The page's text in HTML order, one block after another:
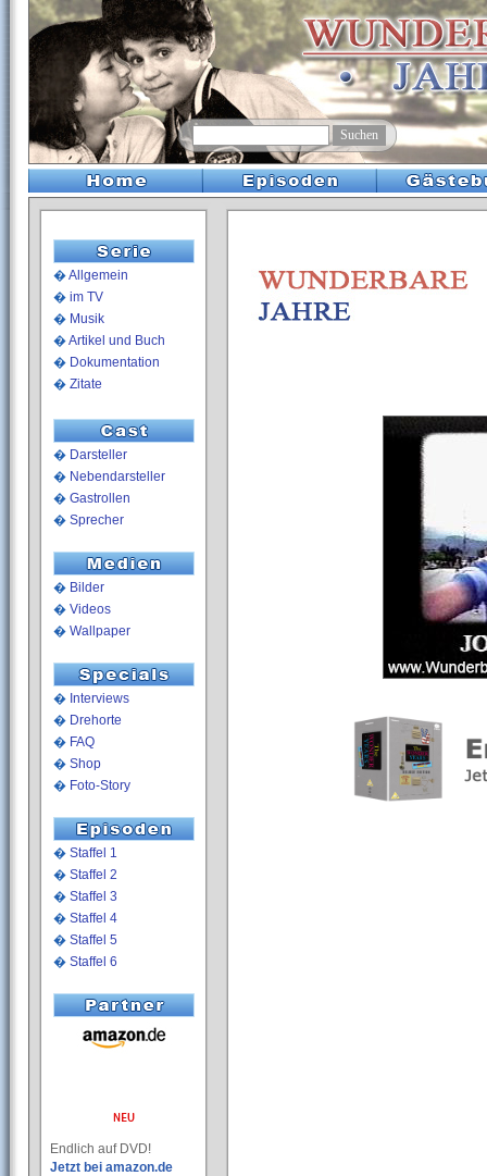
�Allgemein
� im TV
� Musik
�Artikel und Buch
� Dokumentation
� Zitate
� Darsteller
� Nebendarsteller
� Gastrollen
� Sprecher
� Bilder
� Videos
� Wallpaper
� Interviews
� Drehorte
� FAQ
� Shop
� Foto-Story
� Staffel 1
� Staffel 2
� Staffel 3
� Staffel 4
� Staffel 5
� Staffel 6
Endlich auf DVD!
Jetzt bei amazon.de